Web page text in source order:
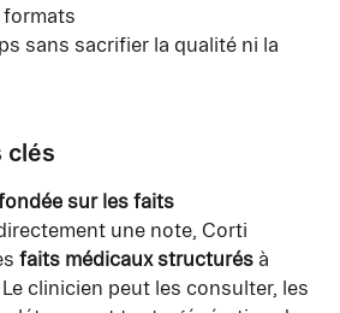
sans sacrifier la qualité ni la
clés
sur les faits
une note, Corti
faits médicaux structurés à
Le clinicien peut les consulter, les